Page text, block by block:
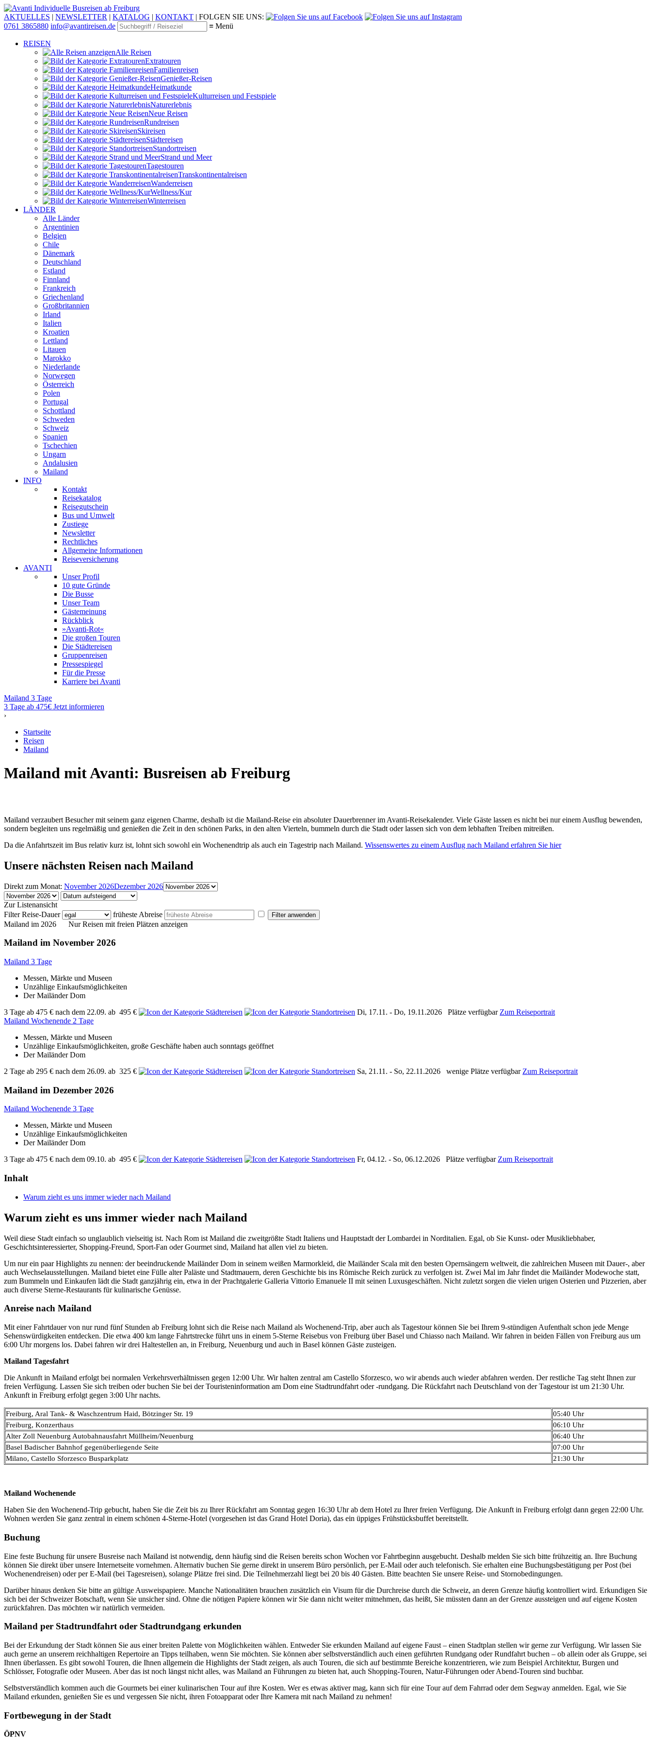
Individuelle Busreisen ab Freiburg
AKTUELLES | NEWSLETTER | KATALOG | KONTAKT | FOLGEN SIE UNS:
0761 3865880 info@avantireisen.de ≡ Menü
REISEN
Alle Reisen
Extratouren
Familien­reisen
Genießer-Reisen
Heimatkunde
Kultur­reisen und Festspiele
Naturerlebnis
Neue Reisen
Rund­reisen
Ski­reisen
Städte­reisen
Standort­reisen
Strand und Meer
Tagestouren
Transkontinental­reisen
Wander­reisen
Wellness/Kur
Winter­reisen
LÄNDER
Alle Länder
Argentinien
Belgien
Chile
Dänemark
Deutschland
Estland
Finnland
Frankreich
Griechenland
Großbritannien
Irland
Italien
Kroatien
Lettland
Litauen
Marokko
Niederlande
Norwegen
Österreich
Polen
Portugal
Schottland
Schweden
Schweiz
Spanien
Tschechien
Ungarn
Andalusien
Mailand
INFO
Kontakt
Reisekatalog
Reisegutschein
Bus und Umwelt
Zustiege
Newsletter
Rechtliches
Allgemeine Informationen
Reiseversicherung
AVANTI
Unser Profil
10 gute Gründe
Die Busse
Unser Team
Gästemeinung
Rückblick
»Avanti-Rot«
Die großen Touren
Die Städtereisen
Gruppenreisen
Pressespiegel
Für die Presse
Karriere bei Avanti
Mailand 3 Tage
3 Tage ab 475€ Jetzt informieren
›
Startseite
Reisen
Mailand
Mailand mit Avanti: Busreisen ab Freiburg
Mailand verzaubert Besucher mit seinem ganz eigenen Charme, deshalb ist die Mailand-Reise ein absoluter Dauerbrenner im Avanti-Reisekalender. Viele Gäste lassen es nicht bei nur einem Ausflug bewenden,
sondern begleiten uns regelmäßig und genießen die Zeit in den schönen Parks, in den alten Vierteln, bummeln durch die Stadt oder lassen sich von dem lebhaften Treiben mitreißen.
Da die Anfahrtszeit im Bus relativ kurz ist, lohnt sich sowohl ein Wochenendtrip als auch ein Tagestrip nach Mailand. Wissenswertes zu einem Ausflug nach Mailand erfahren Sie hier
Unsere nächsten Reisen nach Mailand
Direkt zum Monat: November 2026Dezember 2026
Zur Listenansicht
Filter Reise-Dauer
früheste Abreise
Nur Reisen mit freien Plätzen anzeigen
Filter anwenden
Mailand im 2026
Mailand im November 2026
Mailand 3 Tage
Messen, Märkte und Museen
Unzählige Einkaufsmöglichkeiten
Der Mailänder Dom
3 Tage ab 475 € nach dem 22.09. ab 495 € Di, 17.11. - Do, 19.11.2026 Plätze verfügbar Zum Reiseportrait
Mailand Wochenende 2 Tage
Messen, Märkte und Museen
Unzählige Einkaufsmöglichkeiten, große Geschäfte haben auch sonntags geöffnet
Der Mailänder Dom
2 Tage ab 295 € nach dem 26.09. ab 325 € Sa, 21.11. - So, 22.11.2026 wenige Plätze verfügbar Zum Reiseportrait
Mailand im Dezember 2026
Mailand Wochenende 3 Tage
Messen, Märkte und Museen
Unzählige Einkaufsmöglichkeiten
Der Mailänder Dom
3 Tage ab 475 € nach dem 09.10. ab 495 € Fr, 04.12. - So, 06.12.2026 Plätze verfügbar Zum Reiseportrait
Inhalt
Warum zieht es uns immer wieder nach Mailand
Warum zieht es uns immer wieder nach Mailand
Weil diese Stadt einfach so unglaublich vielseitig ist. Nach Rom ist Mailand die zweitgrößte Stadt Italiens und Hauptstadt der Lombardei in Norditalien. Egal, ob Sie Kunst- oder Musikliebhaber,
Geschichtsinteressierter, Shopping-Freund, Sport-Fan oder Gourmet sind, Mailand hat allen viel zu bieten.
Um nur ein paar Highlights zu nennen: der beeindruckende Mailänder Dom in seinem weißen Marmorkleid, die Mailänder Scala mit den besten Opernsängern weltweit, die zahlreichen Museen mit Dauer-, aber
auch Wechselausstellungen. Mailand bietet eine Fülle alter Paläste und Stadtmauern, deren Geschichte bis ins Römische Reich zurück zu verfolgen ist. Zwei Mal im Jahr findet die Mailänder Modewoche statt,
zum Bummeln und Einkaufen lädt die Stadt ganzjährig ein, etwa in der Prachtgalerie Galleria Vittorio Emanuele II mit seinen Luxusgeschäften. Nicht zuletzt sorgen die vielen urigen Osterien und Pizzerien, aber
auch diverse Sterne-Restaurants für kulinarische Genüsse.
Anreise nach Mailand
Mit einer Fahrtdauer von nur rund fünf Stunden ab Freiburg lohnt sich die Reise nach Mailand als Wochenend-Trip, aber auch als Tagestour können Sie bei Ihrem 9-stündigen Aufenthalt schon jede Menge
Sehenswürdigkeiten entdecken. Die etwa 400 km lange Fahrtstrecke führt uns in einem 5-Sterne Reisebus von Freiburg über Basel und Chiasso nach Mailand. Wir fahren in beiden Fällen von Freiburg aus um
6:00 Uhr morgens los. Dabei fahren wir drei Haltestellen an, in Freiburg, Neuenburg und auch in Basel können Gäste zusteigen.
Mailand Tagesfahrt
Die Ankunft in Mailand erfolgt bei normalen Verkehrsverhältnissen gegen 12:00 Uhr. Wir halten zentral am Castello Sforzesco, wo wir abends auch wieder abfahren werden. Der restliche Tag steht Ihnen zur
freien Verfügung. Lassen Sie sich treiben oder buchen Sie bei der Touristeninformation am Dom eine Stadtrundfahrt oder -rundgang. Die Rückfahrt nach Deutschland von der Tagestour ist um 21:30 Uhr.
Ankunft in Freiburg erfolgt gegen 3:00 Uhr nachts.
Freiburg, Aral Tank- & Waschzentrum Haid, Bötzinger Str. 19
05:40 Uhr
Freiburg, Konzerthaus
06:10 Uhr
Alter Zoll Neuenburg Autobahnausfahrt Müllheim/Neuenburg
06:40 Uhr
Basel Badischer Bahnhof gegenüberliegende Seite
07:00 Uhr
Milano, Castello Sforzesco Busparkplatz
21:30 Uhr
Mailand Wochenende
Haben Sie den Wochenend-Trip gebucht, haben Sie die Zeit bis zu Ihrer Rückfahrt am Sonntag gegen 16:30 Uhr ab dem Hotel zu Ihrer freien Verfügung. Die Ankunft in Freiburg erfolgt dann gegen 22:00 Uhr.
Wohnen werden Sie ganz zentral in einem schönen 4-Sterne-Hotel (vorgesehen ist das Grand Hotel Doria), das ein üppiges Frühstücksbuffet bereitstellt.
Buchung
Eine feste Buchung für unsere Busreise nach Mailand ist notwendig, denn häufig sind die Reisen bereits schon Wochen vor Fahrtbeginn ausgebucht. Deshalb melden Sie sich bitte frühzeitig an. Ihre Buchung
können Sie direkt über unsere Internetseite vornehmen. Alternativ buchen Sie gerne direkt in unserem Büro persönlich, per E-Mail oder auch telefonisch. Sie erhalten eine Buchungsbestätigung per Post (bei
Wochenendreisen) oder per E-Mail (bei Tagesreisen), solange Plätze frei sind. Die Teilnehmerzahl liegt bei 20 bis 40 Gästen. Bitte beachten Sie unsere Reise- und Stornobedingungen.
Darüber hinaus denken Sie bitte an gültige Ausweispapiere. Manche Nationalitäten brauchen zusätzlich ein Visum für die Durchreise durch die Schweiz, an deren Grenze häufig kontrolliert wird. Erkundigen Sie
sich bei der Schweizer Botschaft, wenn Sie unsicher sind. Ohne die nötigen Papiere können wir Sie dann nicht weiter mitnehmen, das heißt, Sie müssten dann an der Grenze aussteigen und auf eigene Kosten
zurückfahren. Das möchten wir natürlich vermeiden.
Mailand per Stadtrundfahrt oder Stadtrundgang erkunden
Bei der Erkundung der Stadt können Sie aus einer breiten Palette von Möglichkeiten wählen. Entweder Sie erkunden Mailand auf eigene Faust – einen Stadtplan stellen wir gerne zur Verfügung. Wir lassen Sie
auch gerne an unserem reichhaltigen Repertoire an Tipps teilhaben, wenn Sie möchten. Sie können aber selbstverständlich auch einen geführten Rundgang oder Rundfahrt buchen – ob allein oder als Gruppe, sei
Ihnen überlassen. Es gibt sowohl Touren, die Ihnen allgemein die Highlights der Stadt zeigen, als auch Touren, die sich auf bestimmte Bereiche konzentrieren, wie zum Beispiel Architektur, Burgen und
Schlösser, Fotografie oder Museen. Aber das ist noch längst nicht alles, was Mailand an Führungen zu bieten hat, auch Shopping-Touren, Natur-Führungen oder Abend-Touren sind buchbar.
Selbstverständlich kommen auch die Gourmets bei einer kulinarischen Tour auf ihre Kosten. Wer es etwas aktiver mag, kann sich für eine Tour auf dem Fahrrad oder dem Segway anmelden. Egal, wie Sie
Mailand erkunden, genießen Sie es und vergessen Sie nicht, ihren Fotoapparat oder Ihre Kamera mit nach Mailand zu nehmen!
Fortbewegung in der Stadt
ÖPNV